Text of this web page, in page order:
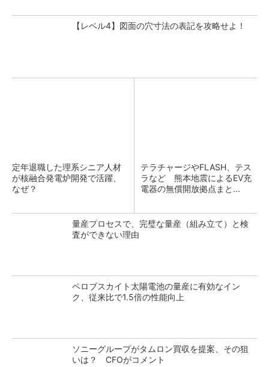
【レベル4】図面の穴寸法の表記を攻略せよ！
定年退職した理系シニア人材
が核融合発電炉開発で活躍、
なぜ？
テラチャージやFLASH、テス
ラなど 熊本地震によるEV充
電器の無償開放拠点まと...
量産プロセスで、完璧な量産（組み立て）と検
査ができない理由
ペロブスカイト太陽電池の量産に有効なイン
ク、従来比で1.5倍の性能向上
ソニーグループがタムロン買収を提案、その狙
いは？ CFOがコメント